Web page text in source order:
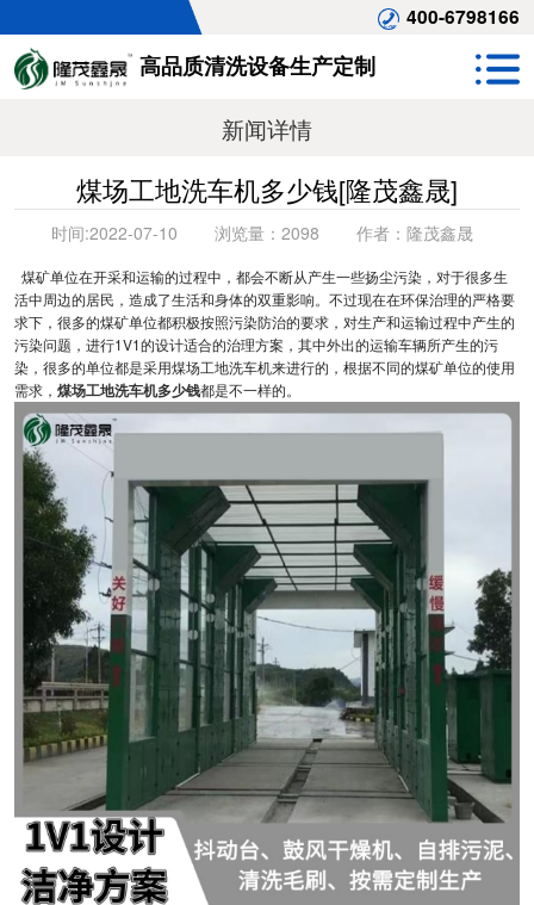
400-6798166
高品质清洗设备生产定制
新闻详情
煤场工地洗车机多少钱[隆茂鑫晟]
时间:2022-07-10 浏览量： 2098 作者： 隆茂鑫晟
煤矿单位在开采和运输的过程中，都会不断从产生一些扬尘污染，对于很多生
活中周边的居民，造成了生活和身体的双重影响。不过现在在环保治理的严格要
求下，很多的煤矿单位都积极按照污染防治的要求，对生产和运输过程中产生的
污染问题，进行1V1的设计适合的治理方案，其中外出的运输车辆所产生的污
染，很多的单位都是采用煤场工地洗车机来进行的，根据不同的煤矿单位的使用
需求， 煤场工地洗车机多少钱都是不一样的。